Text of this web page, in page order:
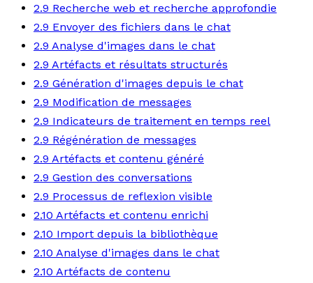
2.9 Recherche web et recherche approfondie
2.9 Envoyer des fichiers dans le chat
2.9 Analyse d'images dans le chat
2.9 Artéfacts et résultats structurés
2.9 Génération d'images depuis le chat
2.9 Modification de messages
2.9 Indicateurs de traitement en temps reel
2.9 Régénération de messages
2.9 Artéfacts et contenu généré
2.9 Gestion des conversations
2.9 Processus de reflexion visible
2.10 Artéfacts et contenu enrichi
2.10 Import depuis la bibliothèque
2.10 Analyse d'images dans le chat
2.10 Artéfacts de contenu